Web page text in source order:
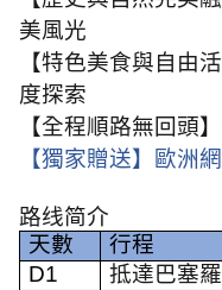
美風光
【特色美食與自由活
度探索
【全程順路無回頭
【獨家贈送】歐洲
路线简介
天數
行程
D1
抵達巴塞